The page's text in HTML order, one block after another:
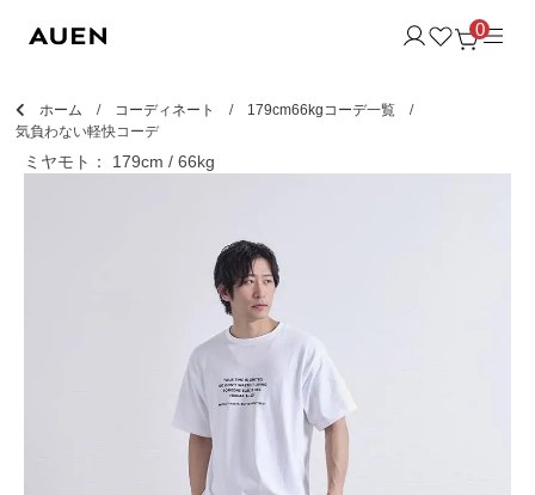
0
ホーム コーディネート
179cm66kgコーデ一覧
気負わない軽快コーデ
ミヤモト： 179cm / 66kg